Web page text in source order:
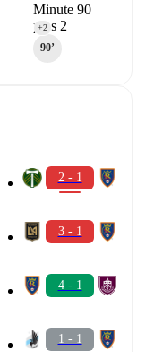
Minute 90
plus 2
90‎’‎
+2
2 - 1
3 - 1
4 - 1
1 - 1